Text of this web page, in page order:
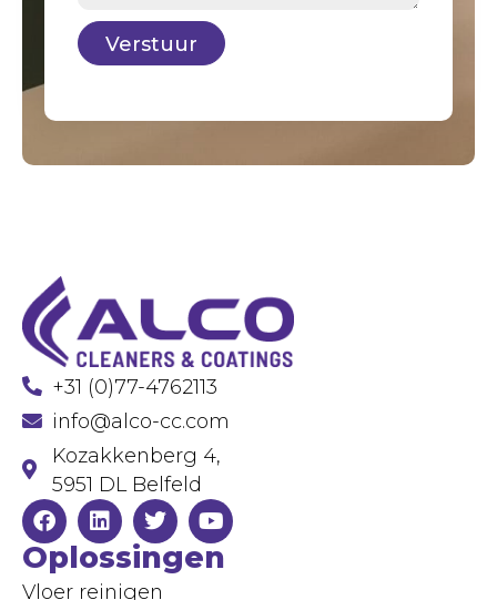
Verstuur
+31 (0)77-4762113
info@alco-cc.com
Kozakkenberg 4,
5951 DL Belfeld
Oplossingen
Vloer reinigen